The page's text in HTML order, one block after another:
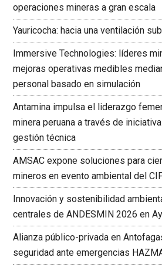
operaciones mineras a gran escala
Yauricocha: hacia una ventilación
Immersive Technologies: líderes
mejoras operativas medibles
personal basado en simulación
Antamina impulsa el liderazgo
minera peruana a través de
gestión técnica
AMSAC expone soluciones para
mineros en evento ambiental del
Innovación y sostenibilidad
centrales de ANDESMIN 2026 en
Alianza público-privada en
seguridad ante emergencias